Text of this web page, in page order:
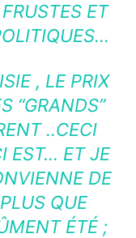
ET
, LE PRIX
“GRANDS”
..CECI
EST… ET JE
DE
QUE
ÉTÉ ;